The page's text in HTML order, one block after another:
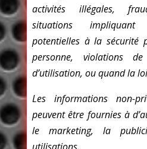
activités illégales,
situations
potentielles à la sécurité
personne, violations
d’utilisation, ou quand la
Les informations non-
peuvent être fournies à
le marketing, la